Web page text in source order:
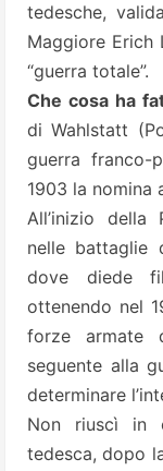
tedesche,
Maggiore Erich
“guerra totale”.
Che cosa ha
di Wahlstatt
guerra franco-
1903 la nomina
All’inizio della
nelle battaglie
dove diede
ottenendo nel
forze armate
seguente alla
determinare
Non riuscì in
tedesca, dopo